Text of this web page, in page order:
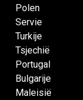
Polen
Servie
Turkije
Tsjechië
Portugal
Bulgarije
Maleisië